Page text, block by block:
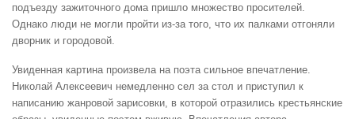
подъезду зажиточного дома пришло множество просителей.
Однако люди не могли пройти из-за того, что их палками отгоняли
дворник и городовой.
Увиденная картина произвела на поэта сильное впечатление.
Николай Алексеевич немедленно сел за стол и приступил к
написанию жанровой зарисовки, в которой отразились крестьянские